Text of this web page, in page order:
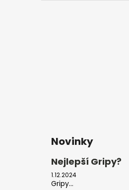
Novinky
Nejlepší Gripy?
1.12.2024
Gripy...